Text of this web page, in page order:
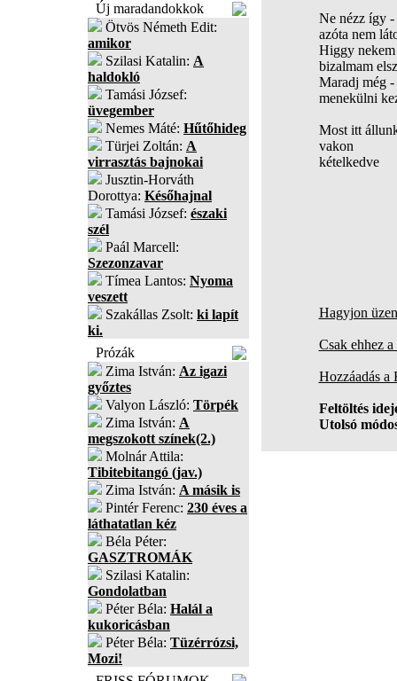
Új maradandokkok
Ötvös Németh Edit:
amikor
Szilasi Katalin: A
haldokló
Tamási József:
üvegember
Nemes Máté: Hűtőhideg
Türjei Zoltán: A
virrasztás bajnokai
Jusztin-Horváth
Dorottya: Későhajnal
Tamási József: északi
szél
Paál Marcell:
Szezonzavar
Tímea Lantos: Nyoma
veszett
Szakállas Zsolt: ki lapít
ki.
Prózák
Zima István: Az igazi
győztes
Valyon László: Törpék
Zima István: A
megszokott színek(2.)
Molnár Attila:
Tibitebitangó (jav.)
Zima István: A másik is
Pintér Ferenc: 230 éves a
láthatatlan kéz
Béla Péter:
GASZTROMÁK
Szilasi Katalin:
Gondolatban
Péter Béla: Halál a
kukoricásban
Péter Béla: Tüzérrózsi,
Mozi!
Ne nézz így -
azóta nem
Higgy
bizalmam
Maradj még -
menekülni
Most itt
vakon
kételkedve
Hagyjon
Csak ehhez
Hozzáadás
Feltöltés
Utolsó